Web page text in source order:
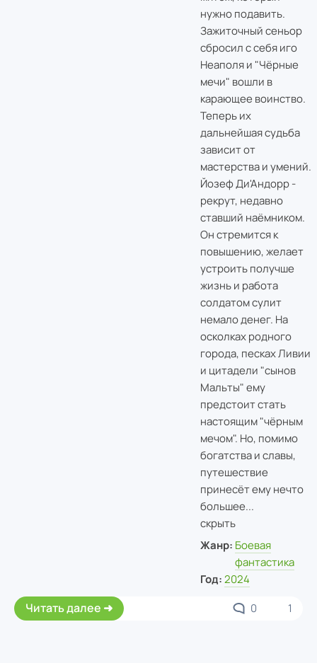
нужно подавить.
Зажиточный сеньор
сбросил с себя иго
Неаполя и "Чёрные
мечи" вошли в
карающее воинство.
Теперь их
дальнейшая судьба
зависит от
мастерства и умений.
Йозеф Ди'Андорр -
рекрут, недавно
ставший наёмником.
Он стремится к
повышению, желает
устроить получше
жизнь и работа
солдатом сулит
немало денег. На
осколках родного
города, песках Ливии
и цитадели "сынов
Мальты" ему
предстоит стать
настоящим "чёрным
мечом". Но, помимо
богатства и славы,
путешествие
принесёт ему нечто
большее...
скрыть
Жанр: Боевая
фантастика
Год: 2024
Читать далее 0 1